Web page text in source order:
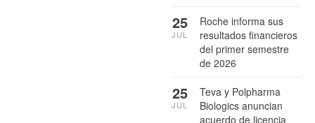
Roche informa sus
resultados financieros
del primer semestre
de 2026
25
JUL
Teva y Polpharma
Biologics anuncian
acuerdo de licencia
25
JUL